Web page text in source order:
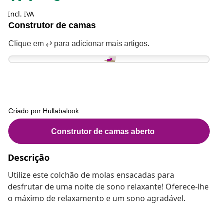
Incl. IVA
Descrição
Utilize este colchão de molas ensacadas para
desfrutar de uma noite de sono relaxante! Oferece-lhe
o máximo de relaxamento e um sono agradável.